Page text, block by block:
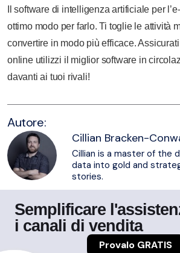
Il software di intelligenza artificiale per
ottimo modo per farlo. Ti toglie le attività
convertire in modo più efficace.
online utilizzi il miglior software in
davanti ai tuoi rivali!
Autore:
Cillian Bracken-
Cillian is a master of the
data into gold and
stories.
Semplificare
i canali di vendita
Provalo GRATIS